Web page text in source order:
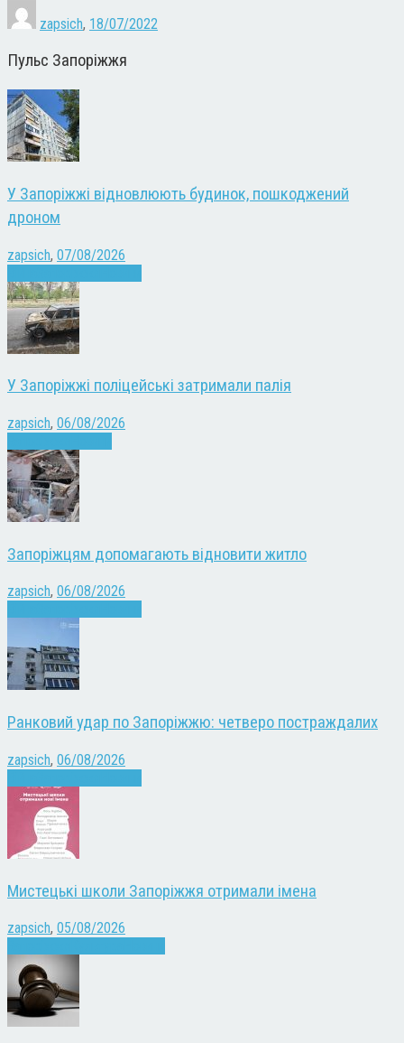
zapsich, 18/07/2022
Пульс Запоріжжя
У Запоріжжі відновлюють будинок, пошкоджений
дроном
zapsich, 07/08/2026
У Запоріжжі поліцейські затримали палія
zapsich, 06/08/2026
Запоріжцям допомагають відновити житло
zapsich, 06/08/2026
Ранковий удар по Запоріжжю: четверо постраждалих
zapsich, 06/08/2026
Мистецькі школи Запоріжжя отримали імена
zapsich, 05/08/2026